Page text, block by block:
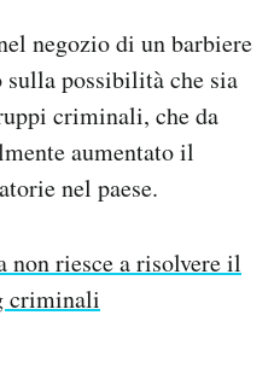
negozio di un barbiere
possibilità che sia
criminali, che da
aumentato il
nel paese.
non riesce a risolvere il
criminali